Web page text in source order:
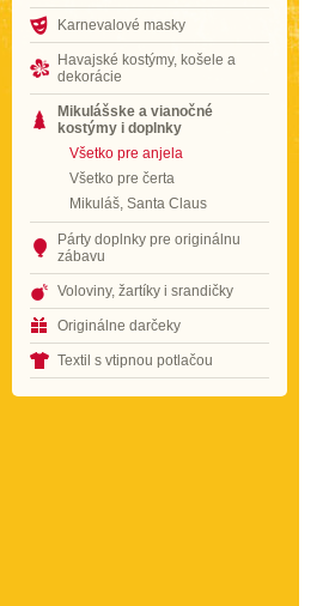
Karnevalové masky
Havajské kostýmy, košele a
dekorácie
Mikulášske a vianočné
kostýmy i doplnky
Všetko pre anjela
Všetko pre čerta
Mikuláš, Santa Claus
Párty doplnky pre originálnu
zábavu
Voloviny, žartíky i srandičky
Originálne darčeky
Textil s vtipnou potlačou